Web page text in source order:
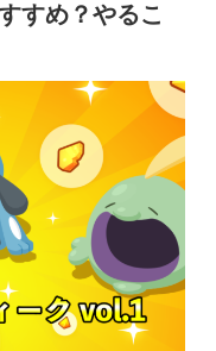
すめ？やるこ